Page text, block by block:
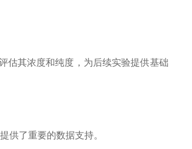
其浓度和纯度，为后续实验提供基础
了重要的数据支持。